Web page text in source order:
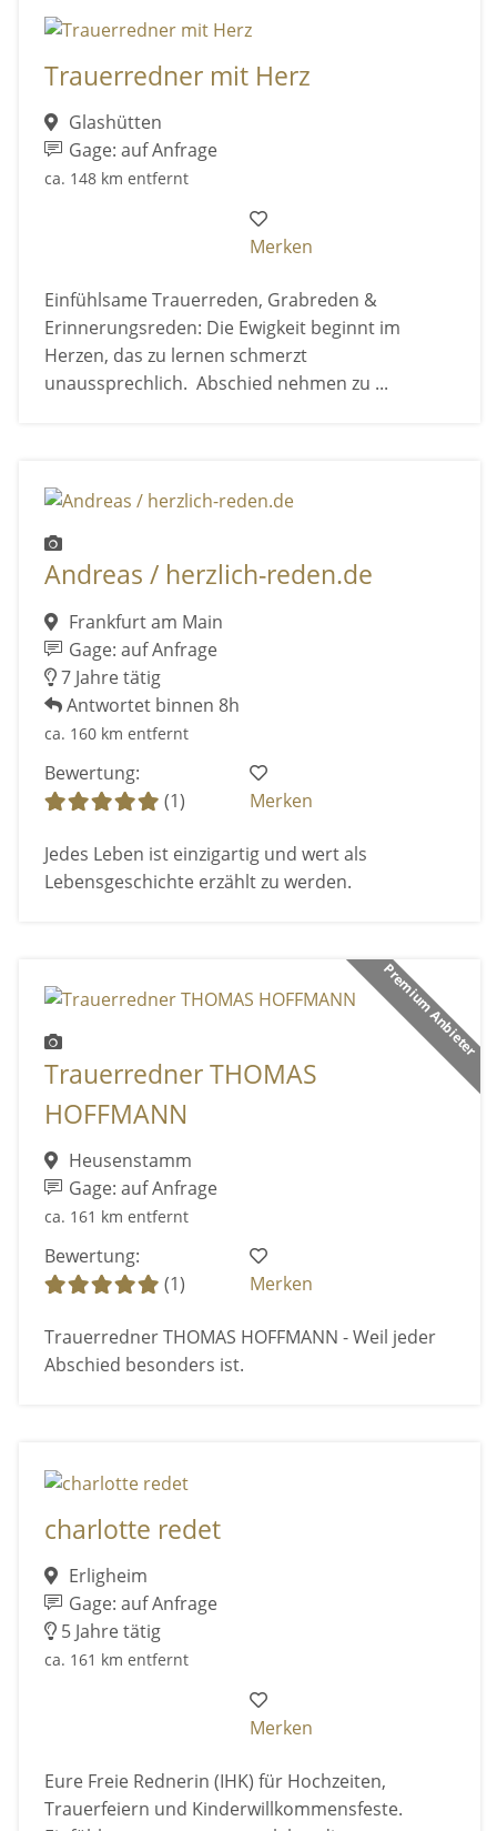
Trauerredner mit Herz
Glashütten
Gage: auf Anfrage
ca. 148 km entfernt
Merken
Einfühlsame Trauerreden, Grabreden &
Erinnerungsreden: Die Ewigkeit beginnt im
Herzen, das zu lernen schmerzt
unaussprechlich. Abschied nehmen zu ...
Andreas / herzlich-reden.de
Frankfurt am Main
Gage: auf Anfrage
7 Jahre tätig
Antwortet binnen 8h
ca. 160 km entfernt
Bewertung:
(1)
Merken
Jedes Leben ist einzigartig und wert als
Lebensgeschichte erzählt zu werden.
Premium Anbieter
Trauerredner THOMAS
HOFFMANN
Heusenstamm
Gage: auf Anfrage
ca. 161 km entfernt
Bewertung:
(1)
Merken
Trauerredner THOMAS HOFFMANN - Weil jeder
Abschied besonders ist.
charlotte redet
Erligheim
Gage: auf Anfrage
5 Jahre tätig
ca. 161 km entfernt
Merken
Eure Freie Rednerin (IHK) für Hochzeiten,
Trauerfeiern und Kinderwillkommensfeste.